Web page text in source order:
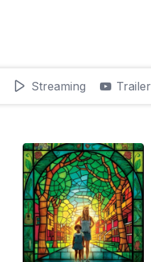
Streaming Trailer